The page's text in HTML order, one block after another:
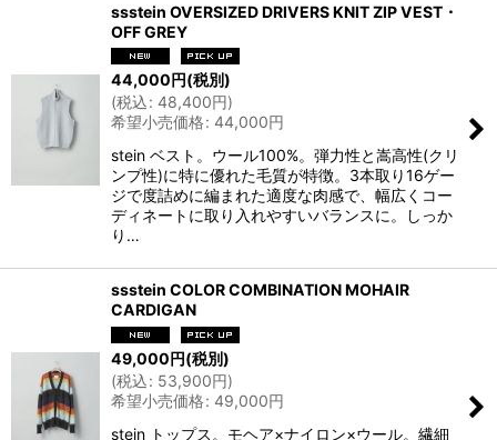
ssstein OVERSIZED DRIVERS KNIT ZIP VEST・
OFF GREY
44,000円(税別)
(税込: 48,400円)
希望小売価格: 44,000円
stein ベスト。ウール100%。弾力性と嵩高性(クリ
ンプ性)に特に優れた毛質が特徴。3本取り16ゲー
ジで度詰めに編まれた適度な肉感で、幅広くコー
ディネートに取り入れやすいバランスに。しっか
り…
ssstein COLOR COMBINATION MOHAIR
CARDIGAN
49,000円(税別)
(税込: 53,900円)
希望小売価格: 49,000円
stein トップス。モヘア×ナイロン×ウール。繊細